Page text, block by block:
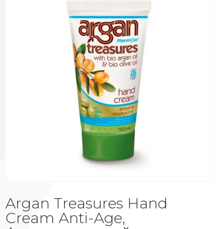
Argan Treasures Hand
Cream Anti-Age,